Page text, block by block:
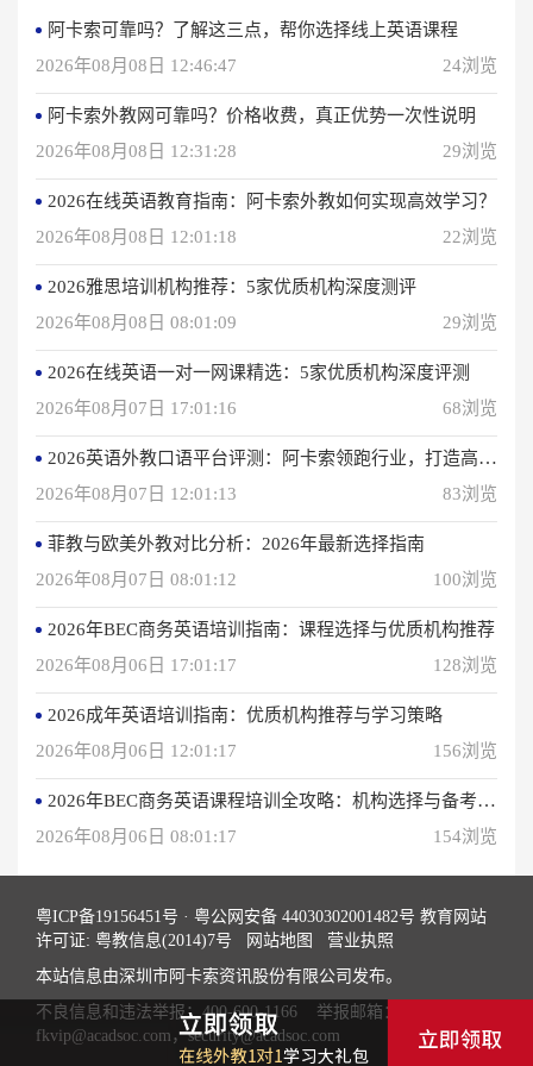
阿卡索可靠吗？了解这三点，帮你选择线上英语课程
2026年08月08日 12:46:47
24浏览
阿卡索外教网可靠吗？价格收费，真正优势一次性说明
2026年08月08日 12:31:28
29浏览
2026在线英语教育指南：阿卡索外教如何实现高效学习？
2026年08月08日 12:01:18
22浏览
2026雅思培训机构推荐：5家优质机构深度测评
2026年08月08日 08:01:09
29浏览
2026在线英语一对一网课精选：5家优质机构深度评测
2026年08月07日 17:01:16
68浏览
2026英语外教口语平台评测：阿卡索领跑行业，打造高效学习体验
2026年08月07日 12:01:13
83浏览
菲教与欧美外教对比分析：2026年最新选择指南
2026年08月07日 08:01:12
100浏览
2026年BEC商务英语培训指南：课程选择与优质机构推荐
2026年08月06日 17:01:17
128浏览
2026成年英语培训指南：优质机构推荐与学习策略
2026年08月06日 12:01:17
156浏览
2026年BEC商务英语课程培训全攻略：机构选择与备考指南
2026年08月06日 08:01:17
154浏览
粤ICP备19156451号 · 粤公网安备 44030302001482号 教育网站
许可证: 粤教信息(2014)7号
网站地图
营业执照
本站信息由深圳市阿卡索资讯股份有限公司发布。
不良信息和违法举报：400-600-1166 举报邮箱：
fkvip@acadsoc.com，security@acadsoc.com